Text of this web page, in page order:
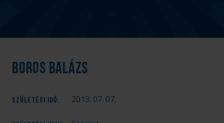
Boros Balázs
SZÜLETÉSI IDŐ: 2013. 07. 07.